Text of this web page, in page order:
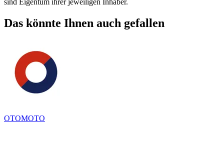
Das könnte Ihnen auch gefallen
OTOMOTO